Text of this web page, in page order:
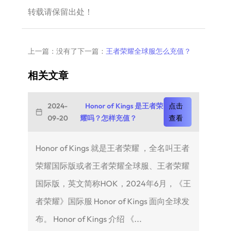
转载请保留出处！
上一篇：没有了下一篇： 王者荣耀全球服怎么充值？
相关文章
2024-
09-20
Honor of Kings 是王者荣
耀吗？怎样充值？
点击
查看
Honor of Kings 就是王者荣耀 ，全名叫王者
荣耀国际版或者王者荣耀全球服、王者荣耀
国际版，英文简称HOK，2024年6月，《王
者荣耀》国际服 Honor of Kings 面向全球发
布。 Honor of Kings 介绍 《...